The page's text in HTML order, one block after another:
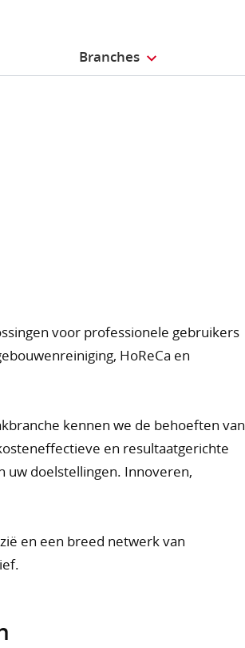
Branches
voor professionele gebruikers
HoReCa en
kennen we de behoeften van
en resultaatgerichte
uw doelstellingen. Innoveren,
en een breed netwerk van